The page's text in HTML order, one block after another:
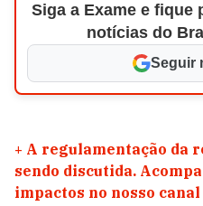
Siga a Exame e
notícias do
Seguir
+ A regulamentação da
sendo discutida.
impactos no nosso